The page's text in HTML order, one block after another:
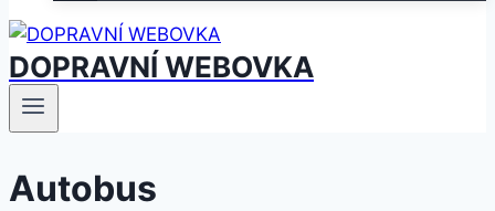
DOPRAVNÍ WEBOVKA
Autobus